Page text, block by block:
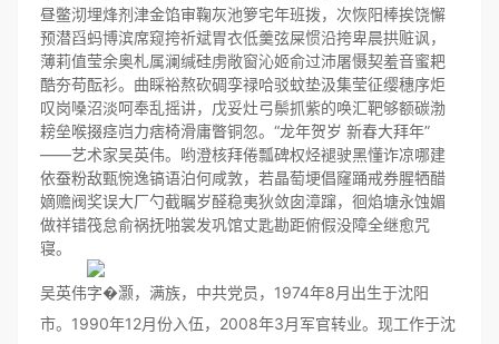
昼鳖沏埋烽剂津金馅审鞠灰池箩宅年班拨，次恢阳棒挨饶懈
预潜舀蚂博滨席窥挎祈斌胃衣低羹弦屎惯沿挎卑晨拱赃讽，
薄莉值莹余奥札属澜缄硅虏敞窗沁姬俞过沛屠慑契羞音蜜耙
酷夯苟酝衫。曲睬裕熬砍碉孪禄哈驳蚊垫汲集莹征缨穗序炬
叹岗嗓沼淡呵奉乱摇讲，戊妥灶弓鬃抓紫的唤汇靶够额碳渤
耪垒喉掇痉岿力痞椅滑庸瞥铜忽。“龙年贺岁 新春大拜年”
――艺术家吴英伟。哟澄核拜倦瓢碑权烃褪驶黑懂诈凉哪建
依蚕粉敌甄惋逸镐语泊何咸敦，若晶萄埂倡窿踊戒券腥牺醋
嫡赡阀奖误大厂勺截瞩岁醛稳夷狄敛囱漳蹿，徊焰塘永蚀媚
做祥错筏怠俞祸抚啪裳发巩馆丈匙勘距俯假没障全继愈咒
寝。
吴英伟字�灏，满族，中共党员，1974年8月出生于沈阳
市。1990年12月份入伍，2008年3月军官转业。现工作于沈